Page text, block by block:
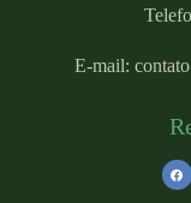
E-mail: